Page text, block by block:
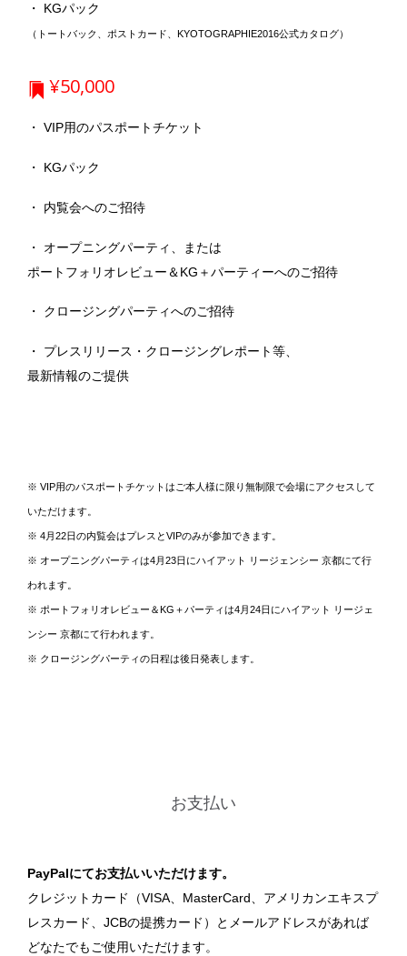
・ KGパック
（トートバック、ポストカード、KYOTOGRAPHIE2016公式カタログ）
 ¥50,000
・ VIP用のパスポートチケット
・ KGパック
・ 内覧会へのご招待
・ オープニングパーティ、または
ポートフォリオレビュー＆KG＋パーティーへのご招待
・ クロージングパーティへのご招待
・ プレスリリース・クロージングレポート等、
最新情報のご提供
※ VIP用のパスポートチケットはご本人様に限り無制限で会場にアクセスして
いただけます。
※ 4月22日の内覧会はプレスとVIPのみが参加できます。
※ オープニングパーティは4月23日にハイアット リージェンシー 京都にて行
われます。
※ ポートフォリオレビュー＆KG＋パーティは4月24日にハイアット リージェ
ンシー 京都にて行われます。
※ クロージングパーティの日程は後日発表します。
お支払い
PayPalにてお支払いいただけます。
クレジットカード（VISA、MasterCard、アメリカンエキスプ
レスカード、JCBの提携カード）とメールアドレスがあれば
どなたでもご使用いただけます。